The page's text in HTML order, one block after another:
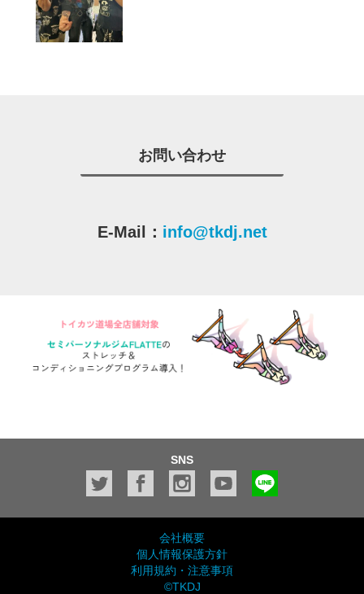
お問い合わせ
E-Mail： info@tkdj.net
SNS
会社概要
個人情報保護方針
利用規約・注意事項
©TKDJ